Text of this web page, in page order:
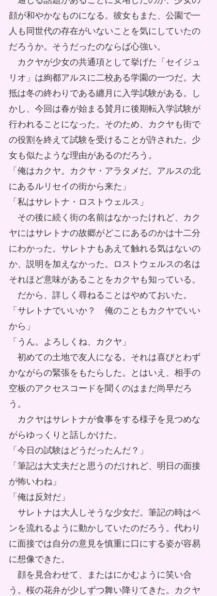
顔が和やかなものになる。彼女もまた、公園で一
人も同世代の存在がいないことを気にしていたの
だろうか。そうだったのならば心強い。
カクヤが少女の共通項として挙げた「セイジュ
リオ」は絢都アルスに二校ある学園の一つだ。大
抵は冬の終わりである纏月に入学試験がある。し
かし、今回は春が始まる賛月に後期転入学試験が
行われることになった。そのため、カクヤも街で
の役割を終えて試験を受けることが許された。少
女も似たような理由があるのだろう。
「俺はカクヤ。カクヤ・アラタメだ。アルスの北
にあるルリセイの街から来た」
「私はサレトナ・ロストウェルス」
その後に続く街の名前はなかったけれど、カク
ヤにはサレトナの故郷がどこにあるのかは十二分
にわかった。サレトナもあえて触れる気はないの
か、説明を加えなかった。ロストウェルスの名は
それほど意味があることをカクヤも知っている。
だから、詳しく尋ねることはやめておいた。
「サレトナでいいか？ 俺のこともカクヤでいい
から」
「うん。よろしくね、カクヤ」
初めての土地で友人になる。それは喜びとわず
かながらの緊張をもたらした。とはいえ、相手の
空板のアクセスコードを聞くのはまだ尚早だろ
う。
カクヤはサレトナが食事をする様子を見つめな
がらゆっくりと話しかけた。
「今日の試験はどうだったんだ？」
「筆記は大丈夫だと思うのだけれど、明日の面接
が怖いわね」
「俺は反対だ」
サレトナは大人しそうな少女だ。筆記の時はペ
ンを流れるように動かしていたのだろう。代わり
に面接では自分の意見を慎重に口にする姿が容易
に想像できた。
顔を見合わせて、またはにかむように笑い合
う。桜の花弁が少しずつ舞い降りてきた。カクヤ